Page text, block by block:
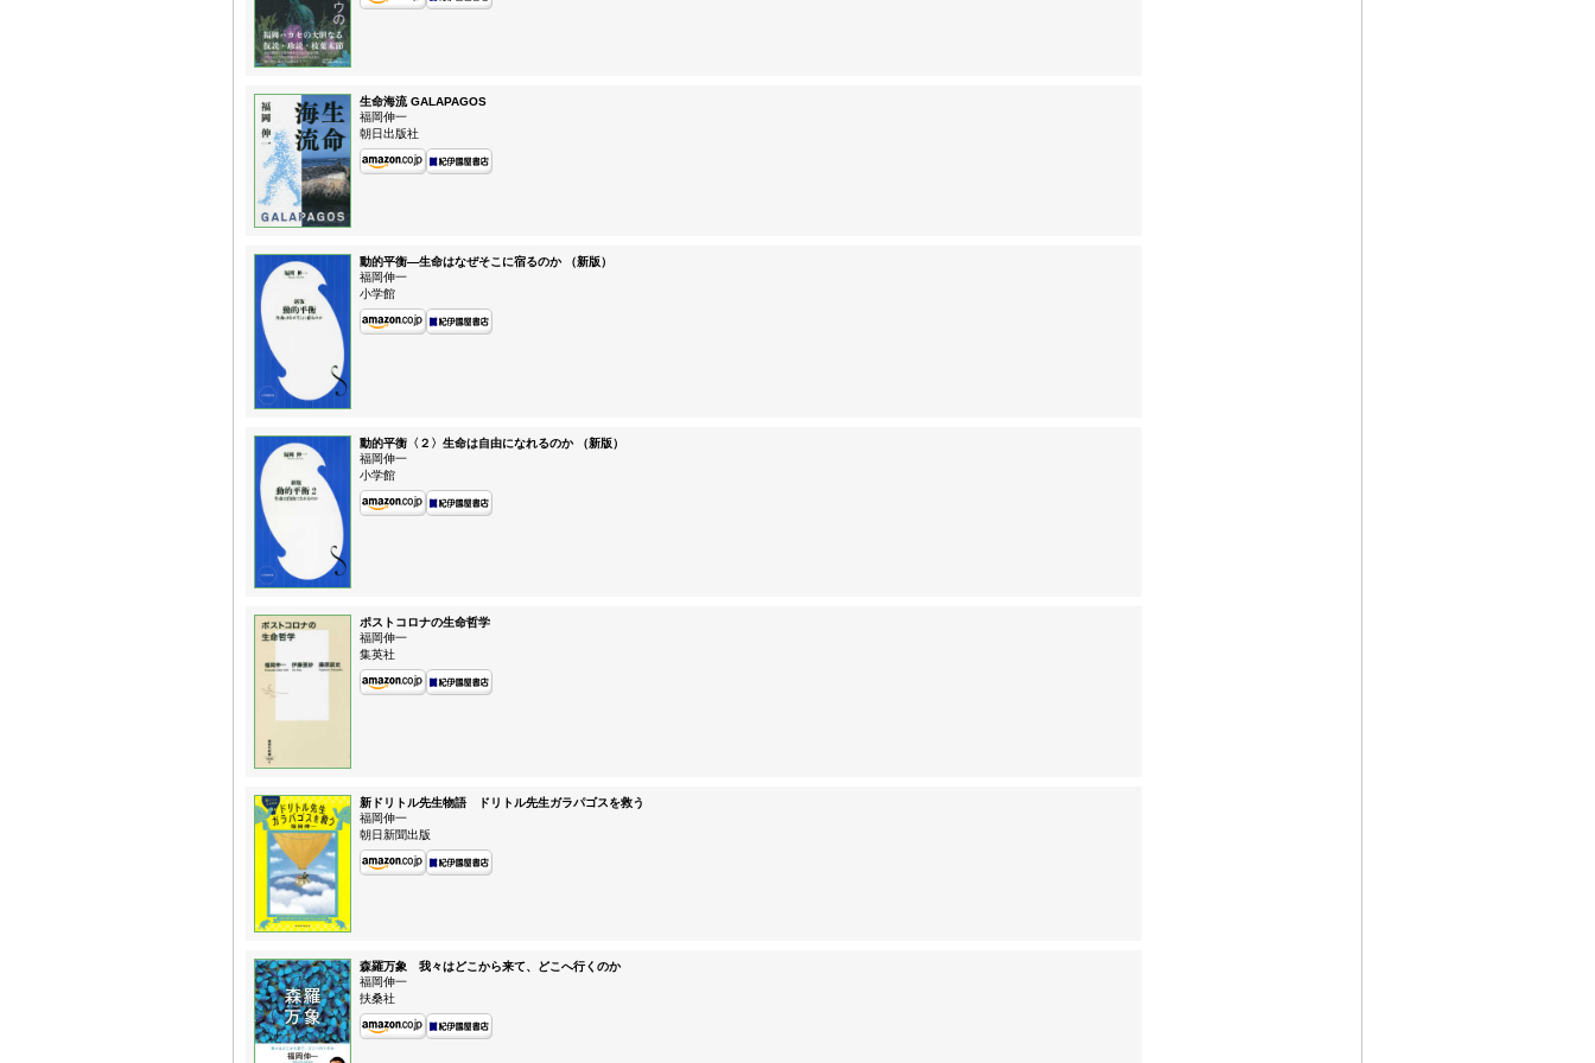
生命海流 GALAPAGOS
福岡伸一
朝日出版社
動的平衡—生命はなぜそこに宿るのか （新版）
福岡伸一
小学館
動的平衡〈２〉生命は自由になれるのか （新版）
福岡伸一
小学館
ポストコロナの生命哲学
福岡伸一
集英社
新ドリトル先生物語 ドリトル先生ガラパゴスを救う
福岡伸一
朝日新聞出版
森羅万象 我々はどこから来て、どこへ行くのか
福岡伸一
扶桑社